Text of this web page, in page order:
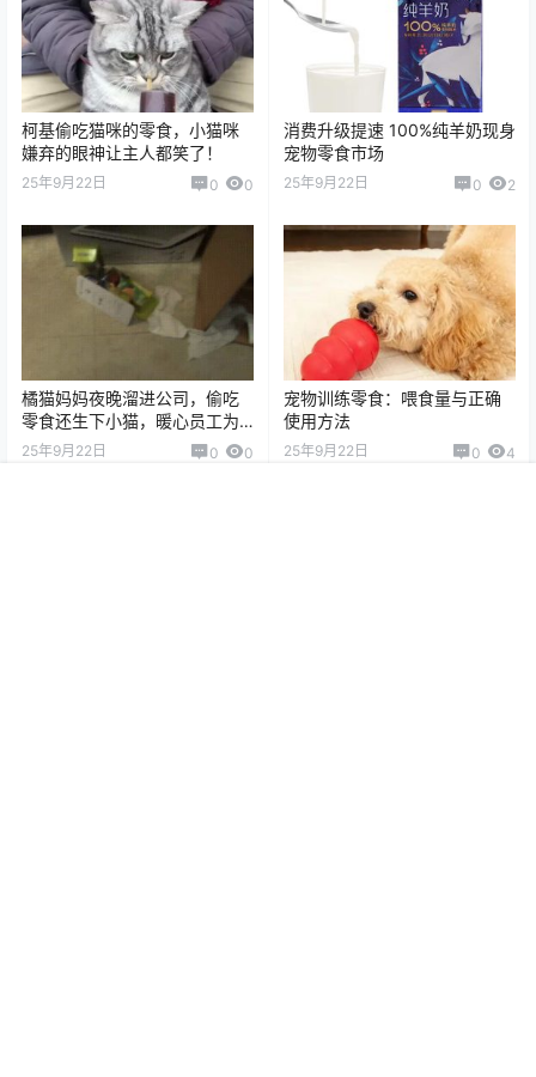
柯基偷吃猫咪的零食，小猫咪
嫌弃的眼神让主人都笑了！
25年9月22日 0 0
消费升级提速 100%纯羊奶现身
宠物零食市场
25年9月22日 0 2
橘猫妈妈夜晚溜进公司，偷吃
零食还生下小猫，暖心员工为
其找家
25年9月22日 0 0
宠物训练零食：喂食量与正确
使用方法
25年9月22日 0 4